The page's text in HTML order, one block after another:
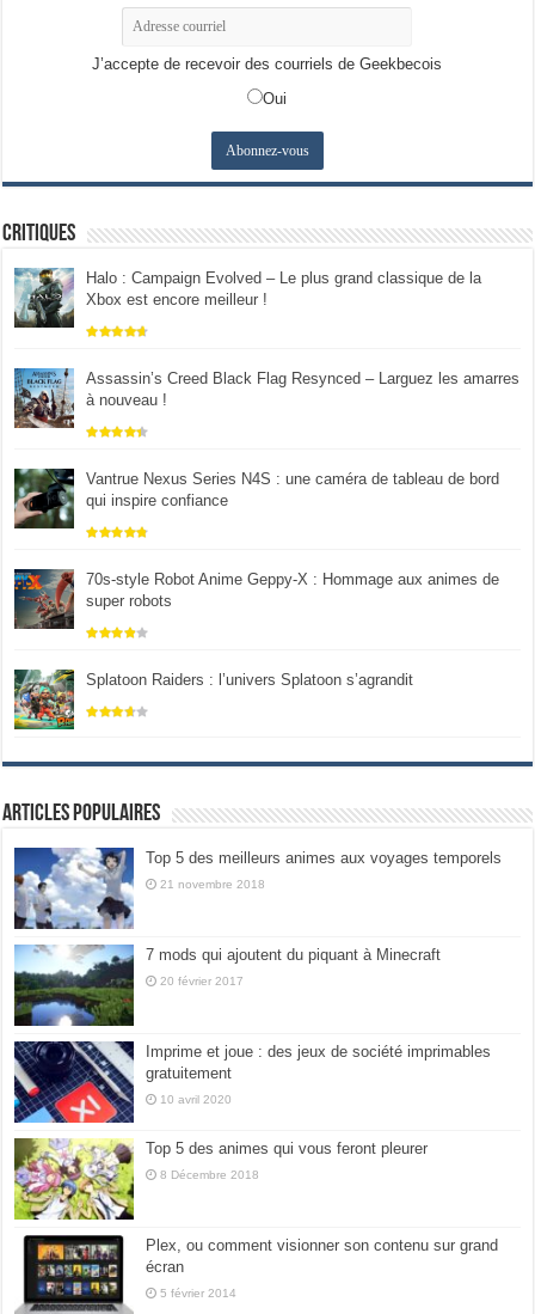
J’accepte de recevoir des courriels de Geekbecois
Oui
Critiques
Halo : Campaign Evolved – Le plus grand classique de la
Xbox est encore meilleur !
Assassin’s Creed Black Flag Resynced – Larguez les amarres
à nouveau !
Vantrue Nexus Series N4S : une caméra de tableau de bord
qui inspire confiance
70s-style Robot Anime Geppy-X : Hommage aux animes de
super robots
Splatoon Raiders : l’univers Splatoon s’agrandit
Articles populaires
Top 5 des meilleurs animes aux voyages temporels
21 novembre 2018
7 mods qui ajoutent du piquant à Minecraft
20 février 2017
Imprime et joue : des jeux de société imprimables
gratuitement
10 avril 2020
Top 5 des animes qui vous feront pleurer
8 Décembre 2018
Plex, ou comment visionner son contenu sur grand
écran
5 février 2014